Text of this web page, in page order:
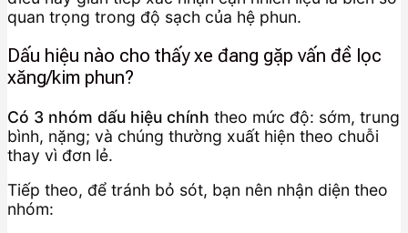
quan trọng trong độ sạch của hệ phun.
Dấu hiệu nào cho thấy xe đang gặp vấn đề lọc
xăng/kim phun?
Có 3 nhóm dấu hiệu chính theo mức độ: sớm, trung
bình, nặng; và chúng thường xuất hiện theo chuỗi
thay vì đơn lẻ.
Tiếp theo, để tránh bỏ sót, bạn nên nhận diện theo
nhóm: